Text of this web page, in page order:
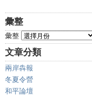
彙整
彙整
文章分類
兩岸犇報
冬夏令營
和平論壇